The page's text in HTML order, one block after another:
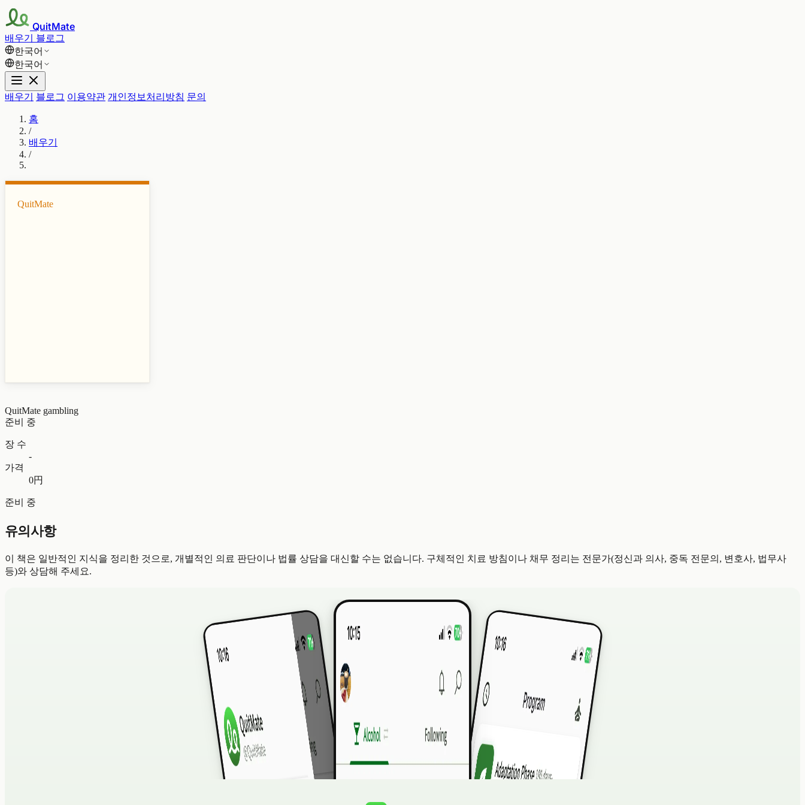
QuitMate
배우기 블로그
한국어
한국어
배우기 블로그 이용약관 개인정보처리방침 문의
홈
/
배우기
/
QuitMate
QuitMate gambling
준비 중
장 수
-
가격
0円
준비 중
유의사항
이 책은 일반적인 지식을 정리한 것으로, 개별적인 의료 판단이나 법률 상담을 대신할 수는 없습니다. 구체적인 치료 방침이나 채무 정리는 전문가(정신과 의사, 중독 전문의, 변호사, 법무사
등)와 상담해 주세요.